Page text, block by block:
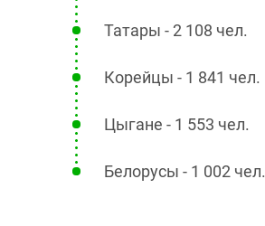
Татары - 2 108 чел.
Корейцы - 1 841 чел.
Цыгане - 1 553 чел.
Белорусы - 1 002 чел.